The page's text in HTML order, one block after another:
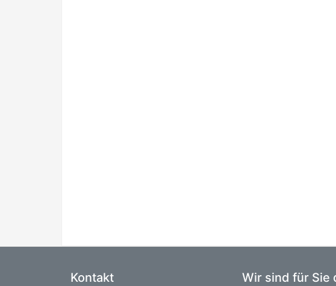
Kontakt Wir sind für Sie